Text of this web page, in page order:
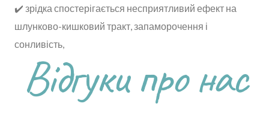
✔️ зрідка спостерігається несприятливий ефект на
шлунково-кишковий тракт, запаморочення і
сонливість,
Відгуки про нас